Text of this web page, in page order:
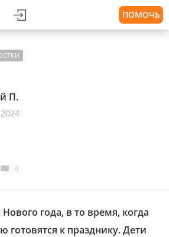
ПОМОЧЬ
П.
4
года, в то время, когда
готовятся к празднику. Дети